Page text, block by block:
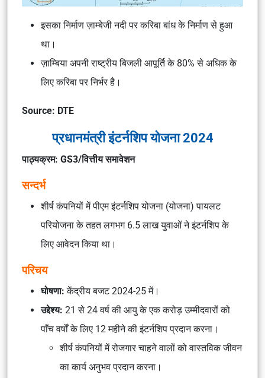
इसका निर्माण ज़ाम्बेजी नदी पर करिबा बांध के निर्माण से हुआ
था।
ज़ाम्बिया अपनी राष्ट्रीय बिजली आपूर्ति के 80% से अधिक के
लिए करिबा पर निर्भर है।
Source: DTE
प्रधानमंत्री इंटर्नशिप योजना 2024
पाठ्यक्रम: GS3/वित्तीय समावेशन
सन्दर्भ
शीर्ष कंपनियों में पीएम इंटर्नशिप योजना (योजना) पायलट
परियोजना के तहत लगभग 6.5 लाख युवाओं ने इंटर्नशिप के
लिए आवेदन किया था।
परिचय
घोषणा: केंद्रीय बजट 2024-25 में।
उद्देश्य: 21 से 24 वर्ष की आयु के एक करोड़ उम्मीदवारों को
पाँच वर्षों के लिए 12 महीने की इंटर्नशिप प्रदान करना।
शीर्ष कंपनियों में रोजगार चाहने वालों को वास्तविक जीवन
का कार्य अनुभव प्रदान करना।